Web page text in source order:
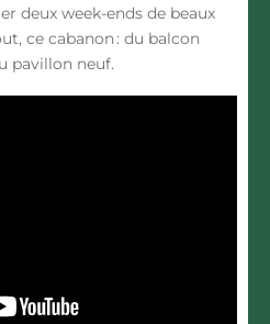
deux week-ends de beaux
ce cabanon : du balcon
pavillon neuf.